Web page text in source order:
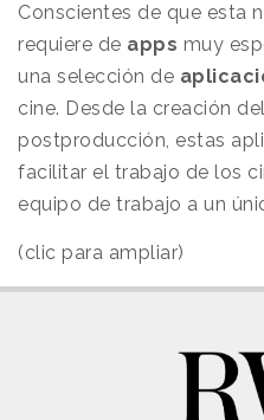
Conscientes de que esta
requiere de apps muy
una selección de
cine. Desde la creación
postproducción, estas
facilitar el trabajo de los
equipo de trabajo a un
(clic para ampliar)